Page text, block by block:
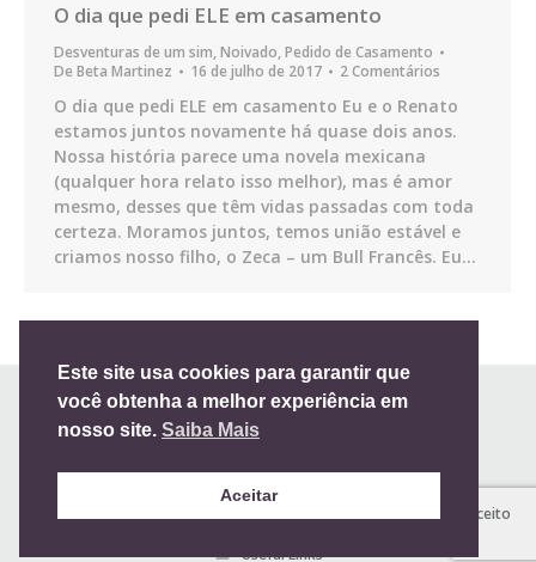
O dia que pedi ELE em casamento
Desventuras de um sim,Noivado,Pedido de Casamento
De Beta Martinez 16 de julho de 2017 2 Comentários
O dia que pedi ELE em casamento Eu e o Renato
estamos juntos novamente há quase dois anos.
Nossa história parece uma novela mexicana
(qualquer hora relato isso melhor), mas é amor
mesmo, desses que têm vidas passadas com toda
certeza. Moramos juntos, temos união estável e
criamos nosso filho, o Zeca – um Bull Francês. Eu…
| Aceito
Useful Links
Este site usa cookies para garantir que
você obtenha a melhor experiência em
nosso site. Saiba Mais
Aceitar